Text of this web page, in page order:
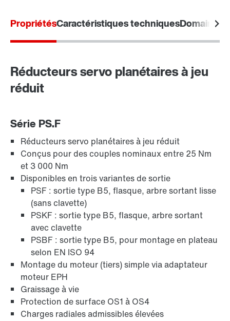
Protection de surface et protection anticorrosion
Détermination d'entraînement
Configurateur produit
Vous pouvez également accéder à la page d'accueil
PropriétésCaractéristiques techniquesDomaines
Réducteurs servo planétaires à jeu
réduit
Série PS.F
Réducteurs servo planétaires à jeu réduit
Conçus pour des couples nominaux entre 25 Nm
et 3 000 Nm
Disponibles en trois variantes de sortie
PSF : sortie type B5, flasque, arbre sortant lisse
(sans clavette)
PSKF : sortie type B5, flasque, arbre sortant
avec clavette
PSBF : sortie type B5, pour montage en plateau
selon EN ISO 94
Montage du moteur (tiers) simple via adaptateur
moteur EPH
Graissage à vie
Protection de surface OS1 à OS4
Charges radiales admissibles élevées